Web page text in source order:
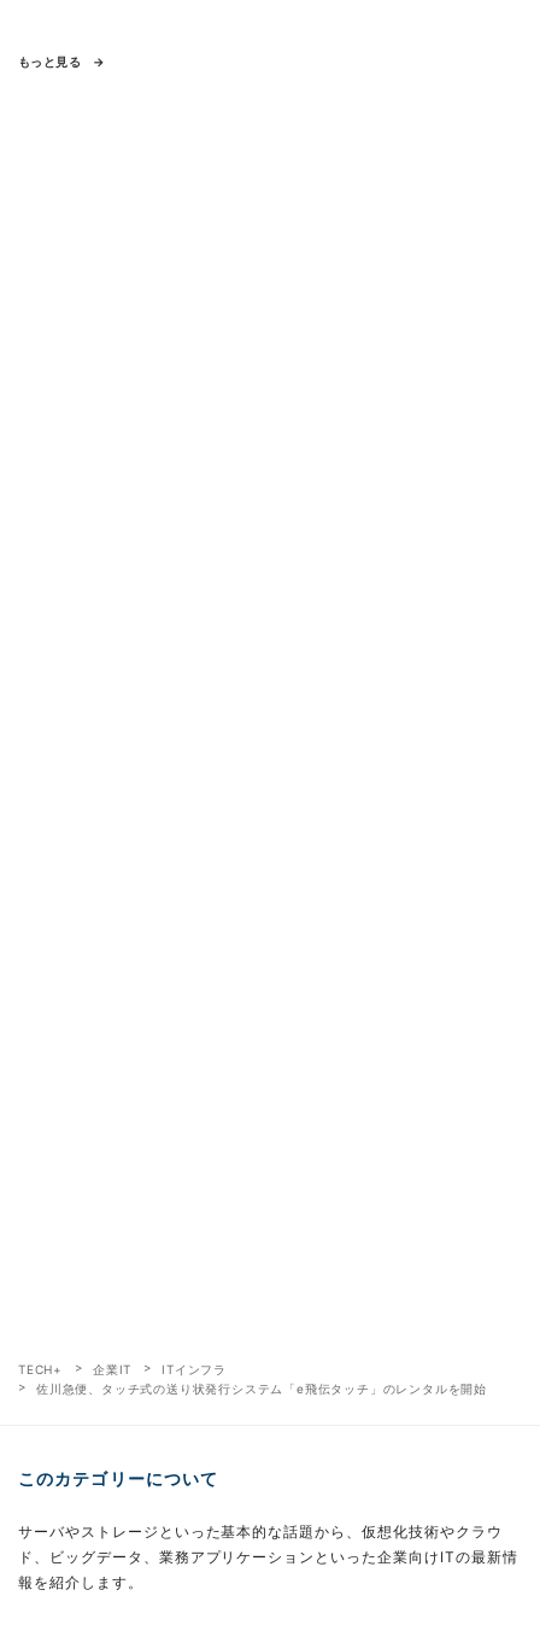
もっと見る
TECH+ 企業IT
ITインフラ
佐川急便、タッチ式の送り状発行システム「e飛伝タッチ」のレンタルを開始
このカテゴリーについて
サーバやストレージといった基本的な話題から、仮想化技術やクラウ
ド、ビッグデータ、業務アプリケーションといった企業向けITの最新情
報を紹介します。